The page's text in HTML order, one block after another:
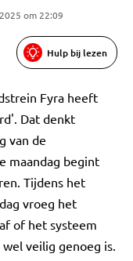
om 22:09
Hulp bij lezen
Fyra heeft
Dat denkt
van de
maandag begint
Tijdens het
vroeg het
of het systeem
veilig genoeg is.